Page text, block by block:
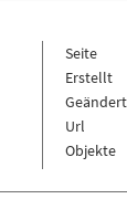
Seite
Erstellt
Geändert
Url
Objekte